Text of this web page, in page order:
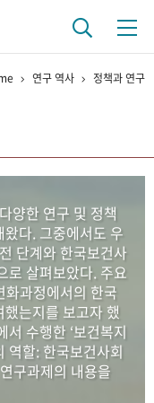
연구자들
영상 기록물
연구 역사 정책과 연구
양한 연구 및 정책
다. 그중에서도 우
단계와 한국보건사
로 살펴보았다. 주요
화과정에서의 한국
는지를 보고자 했
수행한 ‘보건복지
역할: 한국보건사회
구과제의 내용을